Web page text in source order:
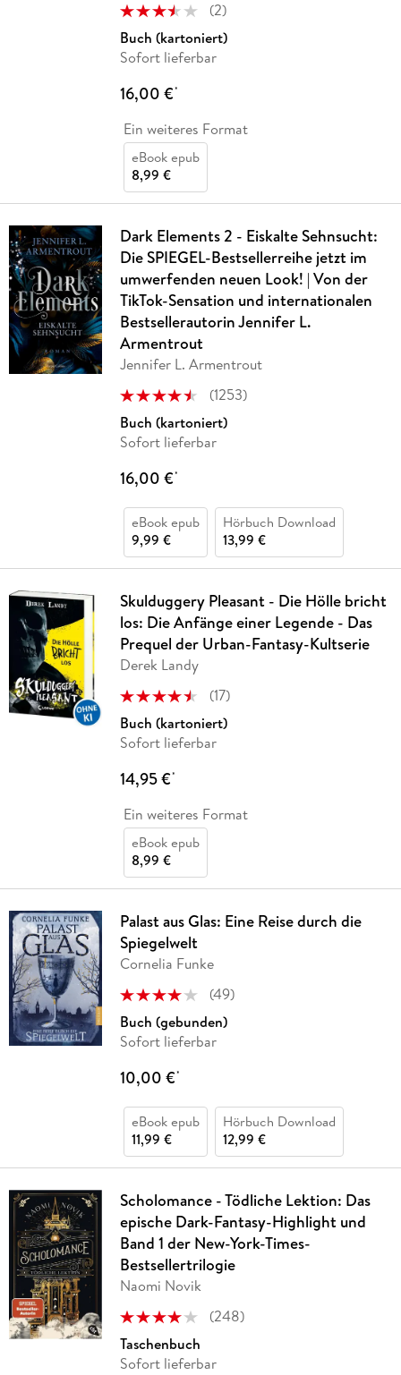
(2)
Buch (kartoniert)
Sofort lieferbar
16,00 €*
Ein weiteres Format
eBook epub
8,99 €
Dark Elements 2 - Eiskalte Sehnsucht:
Die SPIEGEL-Bestsellerreihe jetzt im
umwerfenden neuen Look! | Von der
TikTok-Sensation und internationalen
Bestsellerautorin Jennifer L.
Armentrout
Jennifer L. Armentrout
(1253)
Buch (kartoniert)
Sofort lieferbar
16,00 €*
eBook epub
9,99 €
Hörbuch Download
13,99 €
Skulduggery Pleasant - Die Hölle bricht
los: Die Anfänge einer Legende - Das
Prequel der Urban-Fantasy-Kultserie
Derek Landy
(17)
Buch (kartoniert)
Sofort lieferbar
14,95 €*
Ein weiteres Format
eBook epub
8,99 €
Palast aus Glas: Eine Reise durch die
Spiegelwelt
Cornelia Funke
(49)
Buch (gebunden)
Sofort lieferbar
10,00 €*
eBook epub
11,99 €
Hörbuch Download
12,99 €
Scholomance - Tödliche Lektion: Das
epische Dark-Fantasy-Highlight und
Band 1 der New-York-Times-
Bestsellertrilogie
Naomi Novik
(248)
Taschenbuch
Sofort lieferbar